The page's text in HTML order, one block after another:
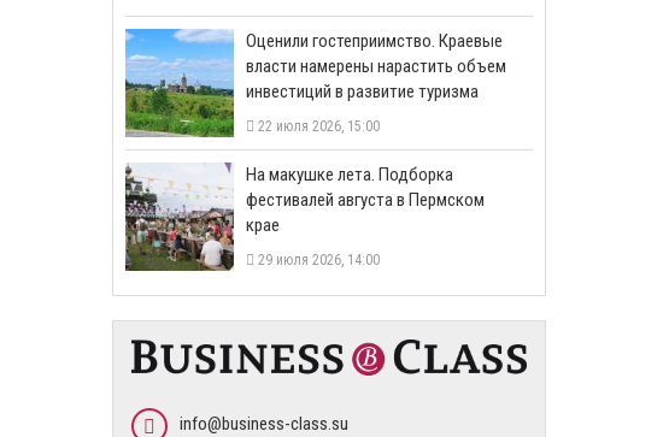
Оценили гостеприимство. Краевые
власти намерены нарастить объем
инвестиций в развитие туризма
22 июля 2026, 15:00
На макушке лета. Подборка
фестивалей августа в Пермском
крае
29 июля 2026, 14:00
info@business-class.su